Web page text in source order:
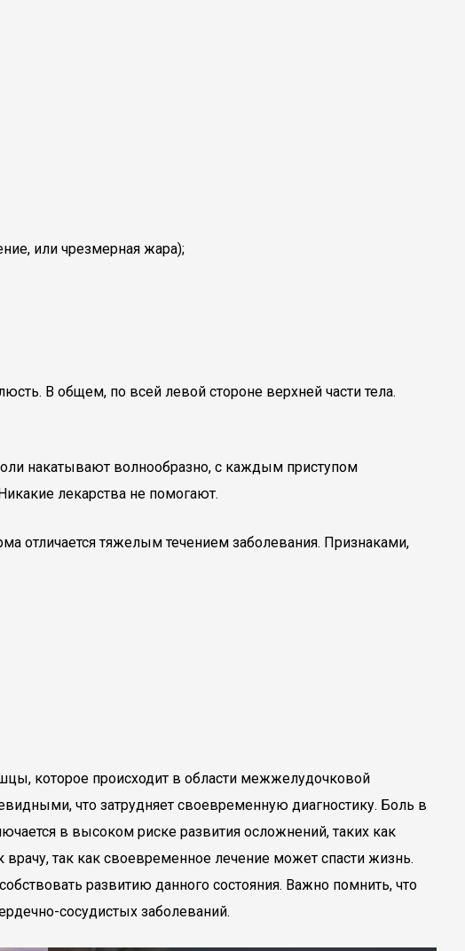
или чрезмерная жара);
В общем, по всей левой стороне верхней части тела.
накатывают волнообразно, с каждым приступом
лекарства не помогают.
отличается тяжелым течением заболевания. Признаками,
которое происходит в области межжелудочковой
что затрудняет своевременную диагностику. Боль в
в высоком риске развития осложнений, таких как
так как своевременное лечение может спасти жизнь.
развитию данного состояния. Важно помнить, что
сосудистых заболеваний.